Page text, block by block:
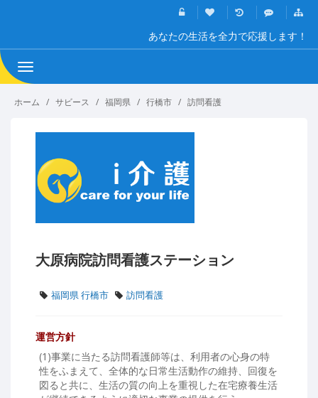
あなたの生活を全力で応援します！
Toggle
navigation
ホーム サビース 福岡県 行橋市 訪問看護
大原病院訪問看護ステーション
福岡県 行橋市 訪問看護
運営方針
(1)事業に当たる訪問看護師等は、利用者の心身の特
性をふまえて、全体的な日常生活動作の維持、回復を
図ると共に、生活の質の向上を重視した在宅療養生活